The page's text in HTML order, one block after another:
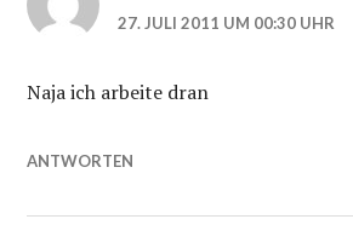
27. JULI 2011 UM 00:30 UHR
Naja ich arbeite dran
ANTWORTEN